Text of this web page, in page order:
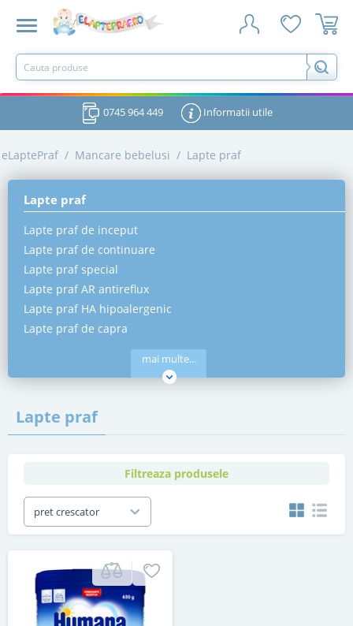
0745 964 449 Informatii utile
eLaptePraf / Mancare bebelusi / Lapte praf
Lapte praf
Lapte praf de inceput
Lapte praf de continuare
Lapte praf special
Lapte praf AR antireflux
Lapte praf HA hipoalergenic
Lapte praf de capra
mai multe...
Lapte praf
Filtreaza produsele
pret crescator